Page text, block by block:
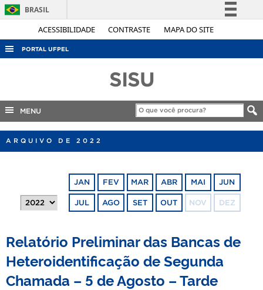
ACESSIBILIDADE CONTRASTE MAPA DO SITE
BRASIL
Simplifique!
Acesso à informação
Legislação
Canais
PORTAL UFPEL
COBALTO
SISU
MENU
ARQUIVO DE 2022
JAN FEV MAR ABR MAI JUN
JUL AGO SET OUT NOV DEZ
Relatório Preliminar das Bancas de
Heteroidentificação de Segunda
Chamada – 5 de Agosto – Tarde